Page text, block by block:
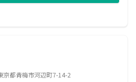
京都青梅市河辺町7-14-2